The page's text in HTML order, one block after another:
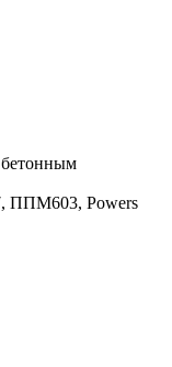
ППМ603, Powers